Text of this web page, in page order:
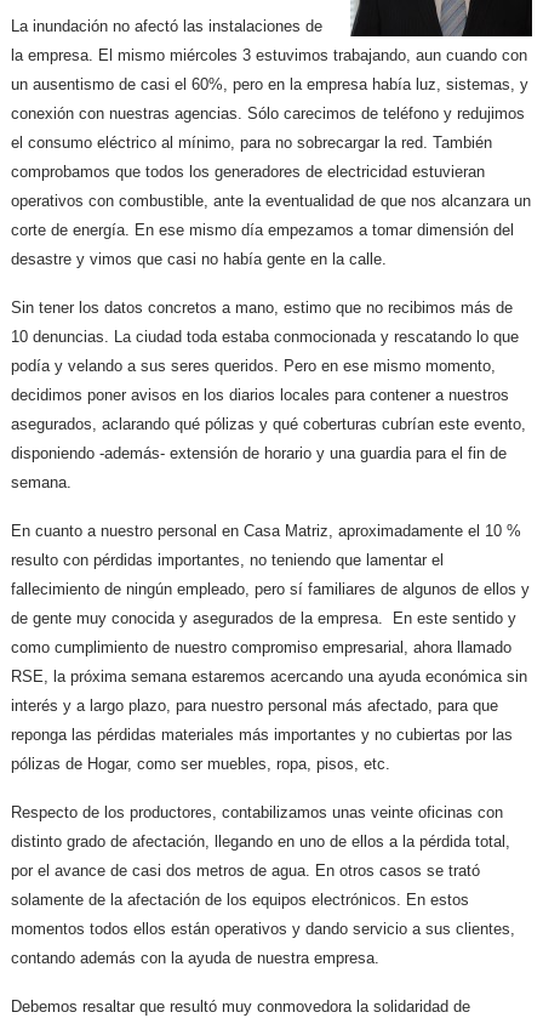
La inundación no afectó las instalaciones de
la empresa. El mismo miércoles 3 estuvimos trabajando, aun cuando con
un ausentismo de casi el 60%, pero en la empresa había luz, sistemas, y
conexión con nuestras agencias. Sólo carecimos de teléfono y redujimos
el consumo eléctrico al mínimo, para no sobrecargar la red. También
comprobamos que todos los generadores de electricidad estuvieran
operativos con combustible, ante la eventualidad de que nos alcanzara un
corte de energía. En ese mismo día empezamos a tomar dimensión del
desastre y vimos que casi no había gente en la calle.
Sin tener los datos concretos a mano, estimo que no recibimos más de
10 denuncias. La ciudad toda estaba conmocionada y rescatando lo que
podía y velando a sus seres queridos. Pero en ese mismo momento,
decidimos poner avisos en los diarios locales para contener a nuestros
asegurados, aclarando qué pólizas y qué coberturas cubrían este evento,
disponiendo -además- extensión de horario y una guardia para el fin de
semana.
En cuanto a nuestro personal en Casa Matriz, aproximadamente el 10 %
resulto con pérdidas importantes, no teniendo que lamentar el
fallecimiento de ningún empleado, pero sí familiares de algunos de ellos y
de gente muy conocida y asegurados de la empresa. En este sentido y
como cumplimiento de nuestro compromiso empresarial, ahora llamado
RSE, la próxima semana estaremos acercando una ayuda económica sin
interés y a largo plazo, para nuestro personal más afectado, para que
reponga las pérdidas materiales más importantes y no cubiertas por las
pólizas de Hogar, como ser muebles, ropa, pisos, etc.
Respecto de los productores, contabilizamos unas veinte oficinas con
distinto grado de afectación, llegando en uno de ellos a la pérdida total,
por el avance de casi dos metros de agua. En otros casos se trató
solamente de la afectación de los equipos electrónicos. En estos
momentos todos ellos están operativos y dando servicio a sus clientes,
contando además con la ayuda de nuestra empresa.
Debemos resaltar que resultó muy conmovedora la solidaridad de